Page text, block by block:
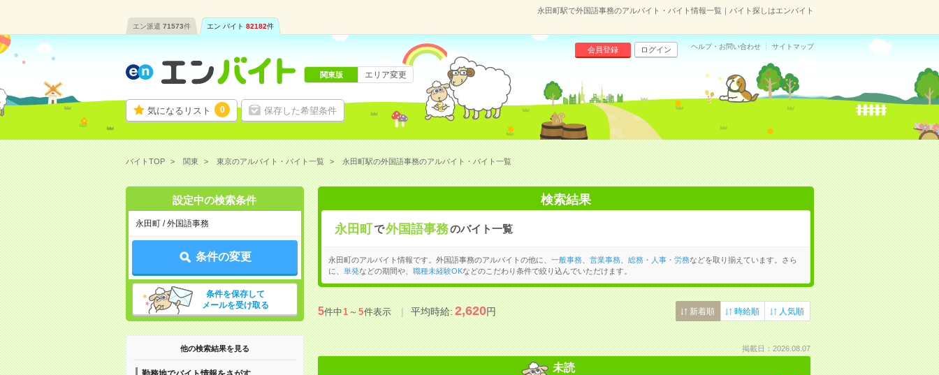
永田町駅で外国語事務のアルバイト・バイト情報一覧｜バイト探しはエンバイト
エン派遣 71573件 エン バイト 82182件
気になるリスト 0 保存した希望条件
会員登録 ログイン ヘルプ・お問い合わせ サイトマップ
関東版 エリア変更
バイトTOP 関東 東京のアルバイト・バイト一覧 永田町駅の外国語事務のアルバイト・バイト一覧
設定中の検索条件
永田町 / 外国語事務
条件の変更
条件を保存して
メールを受け取る
他の検索結果を見る
検索結果
永田町で外国語事務のバイト一覧
永田町のアルバイト情報です。外国語事務のアルバイトの他に、 一般事務、 営業事務、 総務・人事・労務などを取り揃えています。さら
に、
単発などの期間や、 職種未経験OKなどのこだわり条件で絞り込んでいただけます。
5件中1～5件表示 平均時給:2,620円 新着順 時給順 人気順
掲載日：2026.08.07
未読